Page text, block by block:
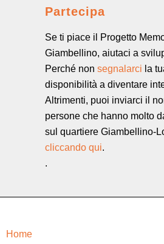
Partecipa
Se ti piace il Progetto
Giambellino, aiutaci a
Perché non segnalarci la
disponibilità a diventare
Altrimenti, puoi inviarci il
persone che hanno molto
sul quartiere Giambellino-
cliccando qui.
.
Home